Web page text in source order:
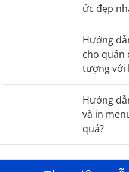
ức đẹp
Hướng
cho quán
tượng với
Hướng
và in
quả?